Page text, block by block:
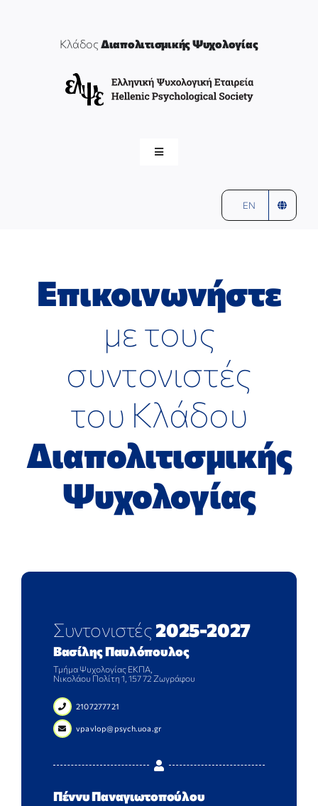
Κλάδος Διαπολιτισμικής Ψυχολογίας
Toggle
ΣΥΝΤΟΝΙΣΤΕΣ & ΜΕΛΗ
ΕΠΙΣΤΗΜΟΝΙΚΕΣ ΕΚΔΗΛΩΣΕΙΣ
ΑΝΑΚΟΙΝΩΣΕΙΣ
ΕΠΙΚΟΙΝΩΝΙΑ
EN
Επικοινωνήστε
με τους
συντονιστές
του Κλάδου
Διαπολιτισμικής
Ψυχολογίας
Συντονιστές2025-2027
Βασίλης Παυλόπουλος
Τμήμα Ψυχολογίας ΕΚΠΑ,
Νικολάου Πολίτη 1, 157 72 Ζωγράφου
2107277721
vpavlop@psych.uoa.gr
Πέννυ Παναγιωτοπούλου